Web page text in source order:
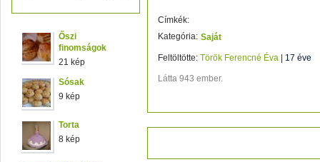
Őszi
finomságok
21 kép
Sósak
9 kép
Torta
8 kép
Címkék:
Kategória: Saját
Feltöltötte: Török Ferencné Éva 17 éve
Látta 943 ember.